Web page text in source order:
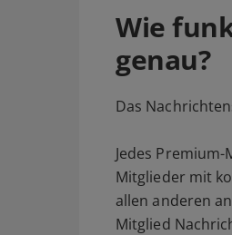
Wie
genau?
Das
Jedes
Mitglieder mit
allen anderen
Mitglied